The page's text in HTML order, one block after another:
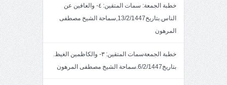
خطبة الجمعة: سمات المتقين: ٤- والعافين عن
الناس.بتاريخ13/2/1447,سماحة الشيخ مصطفى
المرهون
خطبة الجمعةسمات المتقين: ٣- والكاظمين الغيظ.
بتاريخ6/2/1447.سماحة الشيخ مصطفى المرهون